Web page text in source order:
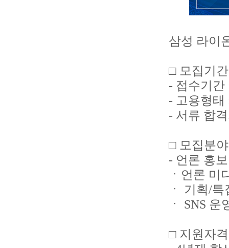
삼성 라이
□ 모집기간
- 접수기간
- 고용형
- 서류 합
□ 모집분
- 언론 홍
ㆍ언론 미
ㆍ 기획/
ㆍ SNS
□ 지원자격